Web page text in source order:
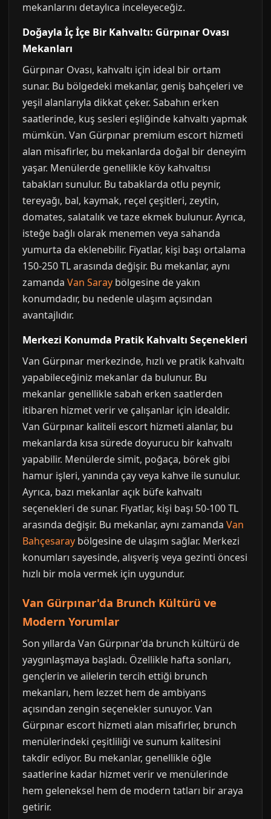
mekanlarını detaylıca inceleyeceğiz.
Doğayla İç İçe Bir Kahvaltı: Gürpınar Ovası
Mekanları
Gürpınar Ovası, kahvaltı için ideal bir ortam
sunar. Bu bölgedeki mekanlar, geniş bahçeleri ve
yeşil alanlarıyla dikkat çeker. Sabahın erken
saatlerinde, kuş sesleri eşliğinde kahvaltı yapmak
mümkün. Van Gürpınar premium escort hizmeti
alan misafirler, bu mekanlarda doğal bir deneyim
yaşar. Menülerde genellikle köy kahvaltısı
tabakları sunulur. Bu tabaklarda otlu peynir,
tereyağı, bal, kaymak, reçel çeşitleri, zeytin,
domates, salatalık ve taze ekmek bulunur. Ayrıca,
isteğe bağlı olarak menemen veya sahanda
yumurta da eklenebilir. Fiyatlar, kişi başı ortalama
150-250 TL arasında değişir. Bu mekanlar, aynı
zamanda Van Saray bölgesine de yakın
konumdadır, bu nedenle ulaşım açısından
avantajlıdır.
Merkezi Konumda Pratik Kahvaltı Seçenekleri
Van Gürpınar merkezinde, hızlı ve pratik kahvaltı
yapabileceğiniz mekanlar da bulunur. Bu
mekanlar genellikle sabah erken saatlerden
itibaren hizmet verir ve çalışanlar için idealdir.
Van Gürpınar kaliteli escort hizmeti alanlar, bu
mekanlarda kısa sürede doyurucu bir kahvaltı
yapabilir. Menülerde simit, poğaça, börek gibi
hamur işleri, yanında çay veya kahve ile sunulur.
Ayrıca, bazı mekanlar açık büfe kahvaltı
seçenekleri de sunar. Fiyatlar, kişi başı 50-100 TL
arasında değişir. Bu mekanlar, aynı zamanda Van
Bahçesaray bölgesine de ulaşım sağlar. Merkezi
konumları sayesinde, alışveriş veya gezinti öncesi
hızlı bir mola vermek için uygundur.
Van Gürpınar'da Brunch Kültürü ve
Modern Yorumlar
Son yıllarda Van Gürpınar'da brunch kültürü de
yaygınlaşmaya başladı. Özellikle hafta sonları,
gençlerin ve ailelerin tercih ettiği brunch
mekanları, hem lezzet hem de ambiyans
açısından zengin seçenekler sunuyor. Van
Gürpınar escort hizmeti alan misafirler, brunch
menülerindeki çeşitliliği ve sunum kalitesini
takdir ediyor. Bu mekanlar, genellikle öğle
saatlerine kadar hizmet verir ve menülerinde
hem geleneksel hem de modern tatları bir araya
getirir.